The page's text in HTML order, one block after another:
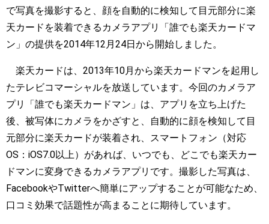
で写真を撮影すると、顔を自動的に検知して目元部分に楽
天カードを装着できるカメラアプリ「誰でも楽天カードマ
ン」の提供を2014年12月24日から開始しました。
楽天カードは、2013年10月から楽天カードマンを起用し
たテレビコマーシャルを放送しています。今回のカメラア
プリ「誰でも楽天カードマン」は、アプリを立ち上げた
後、被写体にカメラをかざすと、自動的に顔を検知して目
元部分に楽天カードが装着され、スマートフォン（対応
OS：iOS7.0以上）があれば、いつでも、どこでも楽天カー
ドマンに変身できるカメラアプリです。撮影した写真は、
FacebookやTwitterへ簡単にアップすることが可能なため、
口コミ効果で話題性が高まることに期待しています。